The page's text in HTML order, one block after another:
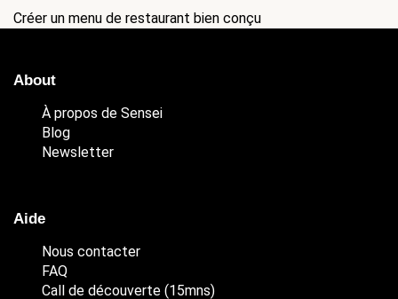
Créer un menu de restaurant bien conçu
About
À propos de Sensei
Blog
Newsletter
Aide
Nous contacter
FAQ
Call de découverte (15mns)